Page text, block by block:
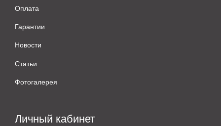
Оплата
Гарантии
Новости
Статьи
Фотогалерея
Личный кабинет